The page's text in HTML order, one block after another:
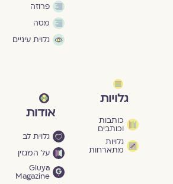
פרוזה
מסה
גלוית עיניים
גלויות
כותבות
וכותבים
גלויות
מתארחות
אודות
גלוית לב
על המגזין
Gluya
Magazine